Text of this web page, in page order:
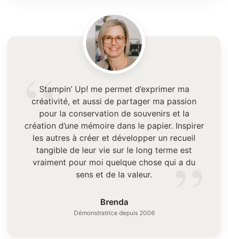
“
”
Stampin’ Up! me permet d’exprimer ma
créativité, et aussi de partager ma passion
pour la conservation de souvenirs et la
création d’une mémoire dans le papier. Inspirer
les autres à créer et développer un recueil
tangible de leur vie sur le long terme est
vraiment pour moi quelque chose qui a du
sens et de la valeur.
Brenda
Démonstratrice depuis 2006